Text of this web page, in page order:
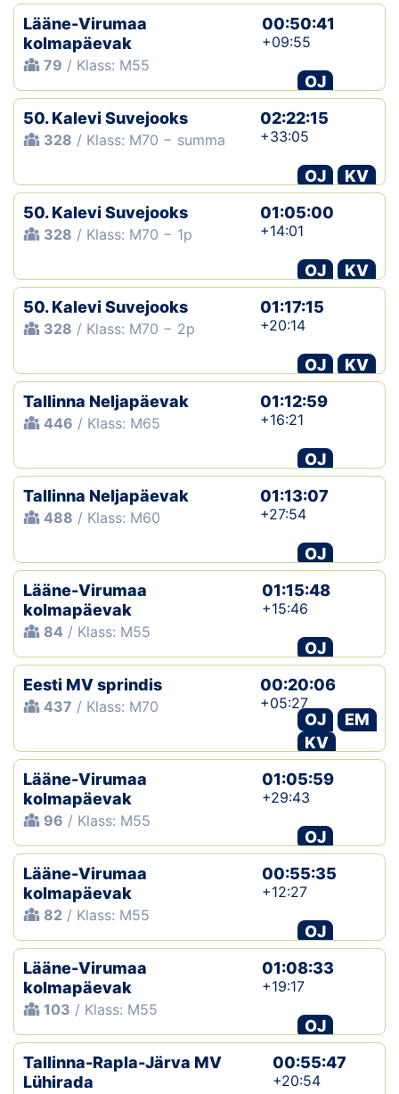
Lääne-Virumaa
kolmapäevak
79 / Klass: M55
00:50:41
+09:55
OJ
50. Kalevi Suvejooks
328 / Klass: M70 − summa
02:22:15
+33:05
OJ
KV
50. Kalevi Suvejooks
328 / Klass: M70 − 1p
01:05:00
+14:01
OJ
KV
50. Kalevi Suvejooks
328 / Klass: M70 − 2p
01:17:15
+20:14
OJ
KV
Tallinna Neljapäevak
446 / Klass: M65
01:12:59
+16:21
OJ
Tallinna Neljapäevak
488 / Klass: M60
01:13:07
+27:54
OJ
Lääne-Virumaa
kolmapäevak
84 / Klass: M55
01:15:48
+15:46
OJ
Eesti MV sprindis
437 / Klass: M70
00:20:06
+05:27
OJ
EM
KV
Lääne-Virumaa
kolmapäevak
96 / Klass: M55
01:05:59
+29:43
OJ
Lääne-Virumaa
kolmapäevak
82 / Klass: M55
00:55:35
+12:27
OJ
Lääne-Virumaa
kolmapäevak
103 / Klass: M55
01:08:33
+19:17
OJ
Tallinna-Rapla-Järva MV
Lühirada
00:55:47
+20:54